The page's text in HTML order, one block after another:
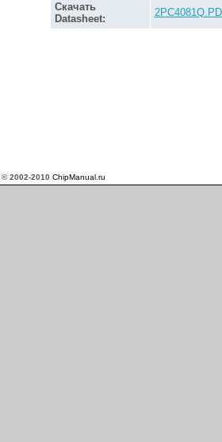
Скачать
Datasheet:
2002-2010 ChipManual.ru